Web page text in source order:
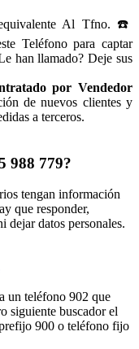
Al Tfno. ☎️
Teléfono para captar
han llamado? Deje sus
por Vendedor
de nuevos clientes y
a terceros.
988 779?
tengan información
que responder,
dejar datos personales.
un teléfono 902 que
siguiente buscador el
900 o teléfono fijo